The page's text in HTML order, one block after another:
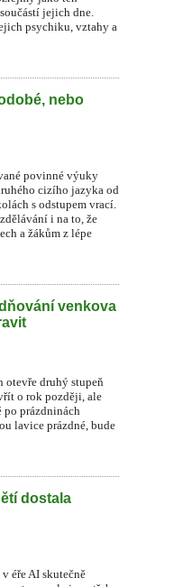
jejich dne.
psychiku, vztahy a
nebo
povinné výuky
cizího jazyka od
s odstupem vrací.
i na to, že
a žákům z lépe
venkova
otevře druhý stupeň
o rok později, ale
po prázdninách
lavice prázdné, bude
dostala
éře AI skutečně